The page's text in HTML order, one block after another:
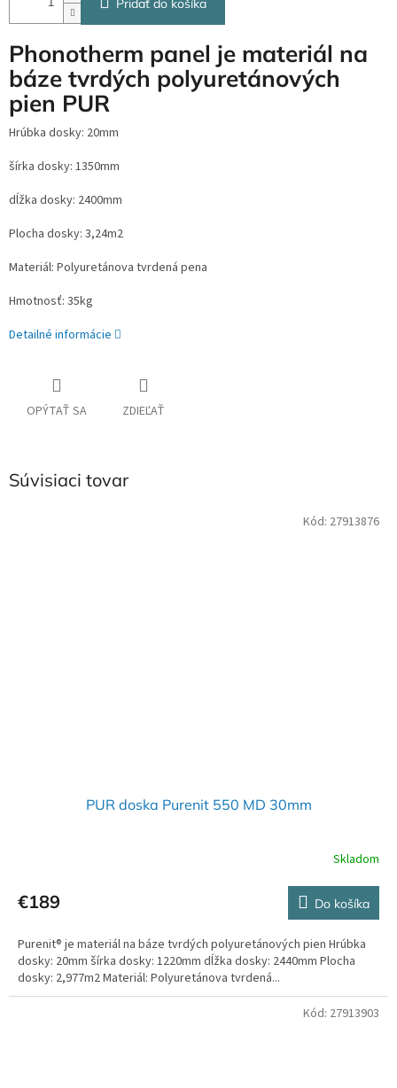
Pridať do košíka
Phonotherm panel je materiál na
báze tvrdých polyuretánových
pien PUR
Hrúbka dosky: 20mm
šírka dosky: 1350mm
dĺžka dosky: 2400mm
Plocha dosky: 3,24m2
Materiál: Polyuretánova tvrdená pena
Hmotnosť: 35kg
Detailné informácie
OPÝTAŤ SA ZDIEĽAŤ
Súvisiaci tovar
PUR doska Purenit 550 MD 30mm
Skladom
€189 Do košíka
Purenit® je materiál na báze tvrdých polyuretánových pien Hrúbka
dosky: 20mm šírka dosky: 1220mm dĺžka dosky: 2440mm Plocha
dosky: 2,977m2 Materiál: Polyuretánova tvrdená...
Kód: 27913876
Kód: 27913903